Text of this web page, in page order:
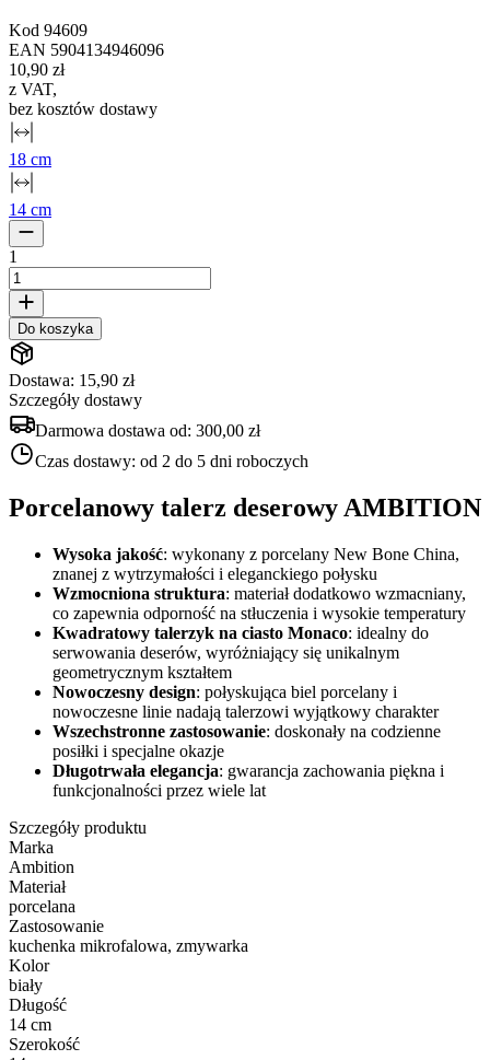
Kod 94609
EAN 5904134946096
10,90 zł
z VAT,
bez kosztów dostawy
18 cm
14 cm
1
Do koszyka
Dostawa: 15,90 zł
Szczegóły dostawy
Darmowa dostawa od: 300,00 zł
Czas dostawy: od 2 do 5 dni roboczych
Porcelanowy talerz deserowy AMBITION
Wysoka jakość: wykonany z porcelany New Bone China,
znanej z wytrzymałości i eleganckiego połysku
Wzmocniona struktura: materiał dodatkowo wzmacniany,
co zapewnia odporność na stłuczenia i wysokie temperatury
Kwadratowy talerzyk na ciasto Monaco: idealny do
serwowania deserów, wyróżniający się unikalnym
geometrycznym kształtem
Nowoczesny design: połyskująca biel porcelany i
nowoczesne linie nadają talerzowi wyjątkowy charakter
Wszechstronne zastosowanie: doskonały na codzienne
posiłki i specjalne okazje
Długotrwała elegancja: gwarancja zachowania piękna i
funkcjonalności przez wiele lat
Szczegóły produktu
Marka
Ambition
Materiał
porcelana
Zastosowanie
kuchenka mikrofalowa, zmywarka
Kolor
biały
Długość
14 cm
Szerokość